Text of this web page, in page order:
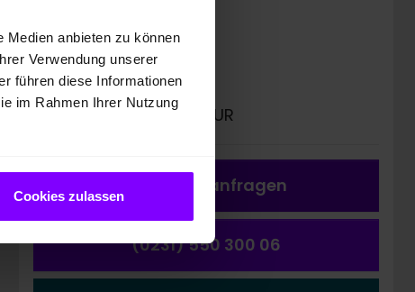
Medien anbieten zu können
Verwendung unserer
führen diese Informationen
im Rahmen Ihrer Nutzung
Cookies zulassen
Preis inkl. MwSt.
34.822,00 EUR
Preisvorteil 2: 17.061,86 EUR
Fahrzeug anfragen
(0231) 550 300 06